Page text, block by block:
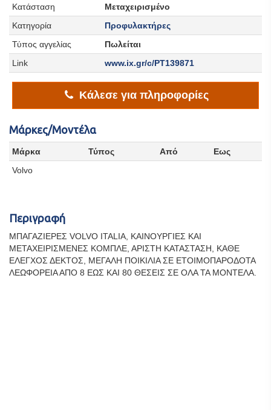
Κατάσταση
Μεταχειρισμένο
Κατηγορία
Προφυλακτήρες
Τύπος αγγελίας
Πωλείται
Link
www.ix.gr/c/PT139871
Κάλεσε για πληροφορίες
Μάρκες/Μοντέλα
Μάρκα Τύπος Από
Εως
Volvo
Περιγραφή
ΜΠΑΓΑΖΙΕΡΕΣ VOLVO ITALIA, ΚΑΙΝΟΥΡΓΙΕΣ ΚΑΙ
ΜΕΤΑΧΕΙΡΙΣΜΕΝΕΣ ΚΟΜΠΛΕ, ΑΡΙΣΤΗ ΚΑΤΑΣΤΑΣΗ, ΚΑΘΕ
ΕΛΕΓΧΟΣ ΔΕΚΤΟΣ, ΜΕΓΑΛΗ ΠΟΙΚΙΛΙΑ ΣΕ ΕΤΟΙΜΟΠΑΡΟΔΟΤΑ
ΛΕΩΦΟΡΕΙΑ ΑΠΟ 8 ΕΩΣ ΚΑΙ 80 ΘΕΣΕΙΣ ΣΕ ΟΛΑ ΤΑ ΜΟΝΤΕΛΑ.